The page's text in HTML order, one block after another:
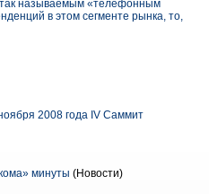
называемым «телефонным
в этом сегменте рынка, то,
2008 года IV Саммит
минуты (Новости)